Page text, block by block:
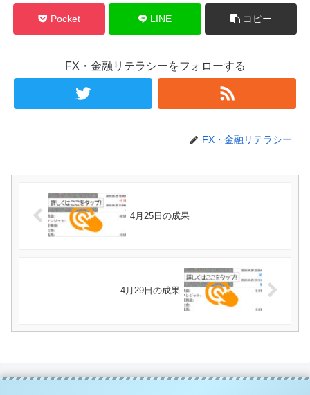
Pocket LINE コピー
FX・金融リテラシーをフォローする
FX・金融リテラシー
4月25日の成果
4月29日の成果